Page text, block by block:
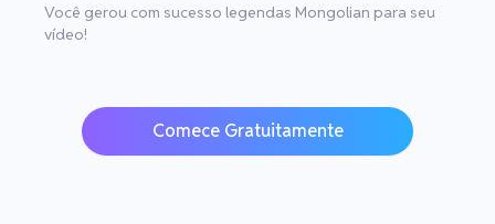
Você gerou com sucesso legendas Mongolian para seu
vídeo!
Comece Gratuitamente